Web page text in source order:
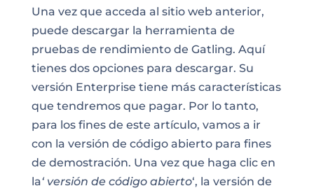
Una vez que acceda al sitio web anterior,
puede descargar la herramienta de
pruebas de rendimiento de Gatling. Aquí
tienes dos opciones para descargar. Su
versión Enterprise tiene más características
que tendremos que pagar. Por lo tanto,
para los fines de este artículo, vamos a ir
con la versión de código abierto para fines
de demostración. Una vez que haga clic en
la‘ versión de código abierto‘, la versión de